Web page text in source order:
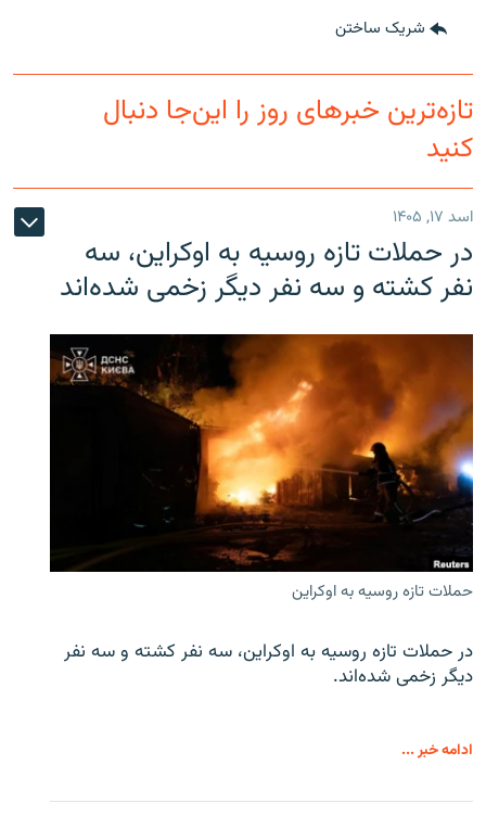
شریک ساختن
تازه‌ترین خبرهای روز را این‌جا دنبال
کنید
اسد ۱۷, ۱۴۰۵
در حملات تازه روسیه به اوکراین، سه
نفر کشته و سه نفر دیگر زخمی شده‌اند
حملات تازه روسیه به اوکراین
در حملات تازه روسیه به اوکراین، سه نفر کشته و سه نفر
دیگر زخمی شده‌اند.
ادامه خبر ...